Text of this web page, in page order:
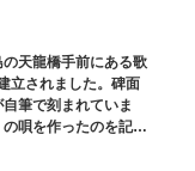
の天龍橋手前にある歌
立されました。碑面
筆で刻まれていま
唄を作ったのを記念